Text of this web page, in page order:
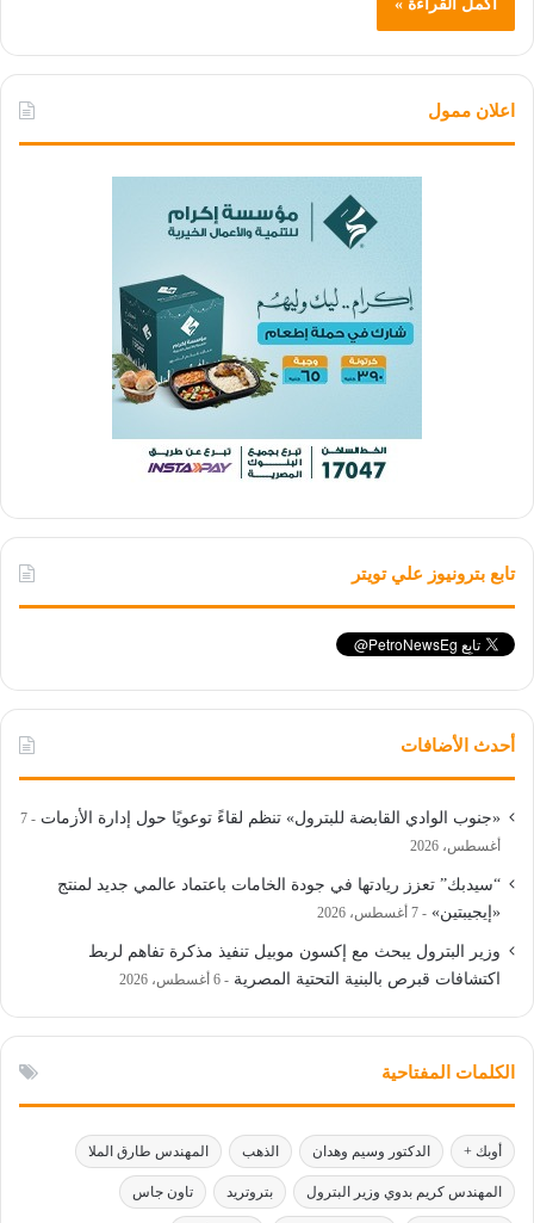
أكمل القراءة »
اعلان ممول
تابع بترونيوز علي تويتر
أحدث الأضافات
«جنوب الوادي القابضة للبترول» تنظم لقاءً توعويًا حول إدارة الأزمات
7
أغسطس، 2026
“سيدبك” تعزز ريادتها في جودة الخامات باعتماد عالمي جديد لمنتج
«إيجيبتين»
7 أغسطس، 2026
وزير البترول يبحث مع إكسون موبيل تنفيذ مذكرة تفاهم لربط
اكتشافات قبرص بالبنية التحتية المصرية
6 أغسطس، 2026
الكلمات المفتاحية
أوبك + الدكتور وسيم وهدان الذهب المهندس طارق الملا
المهندس كريم بدوي وزير البترول بتروتريد تاون جاس